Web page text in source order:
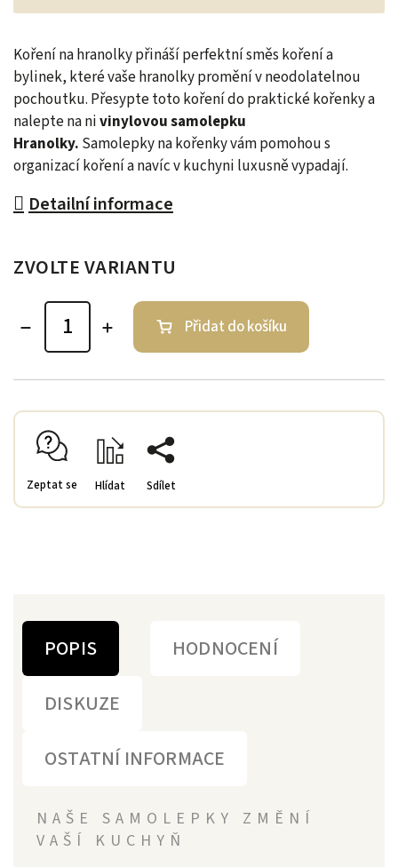
Koření na hranolky přináší perfektní směs koření a
bylinek, které vaše hranolky promění v neodolatelnou
pochoutku. Přesypte toto koření do praktické kořenky a
nalepte na nivinylovou samolepku
Hranolky. Samolepky na kořenky vám pomohou s
organizací koření a navíc v kuchyni luxusně vypadají.
Detailní informace
ZVOLTE VARIANTU
Přidat do košíku
Zeptat se Hlídat Sdílet
POPIS
HODNOCENÍ
DISKUZE
OSTATNÍ INFORMACE
NAŠE SAMOLEPKY ZMĚNÍ
VAŠÍ KUCHYŇ